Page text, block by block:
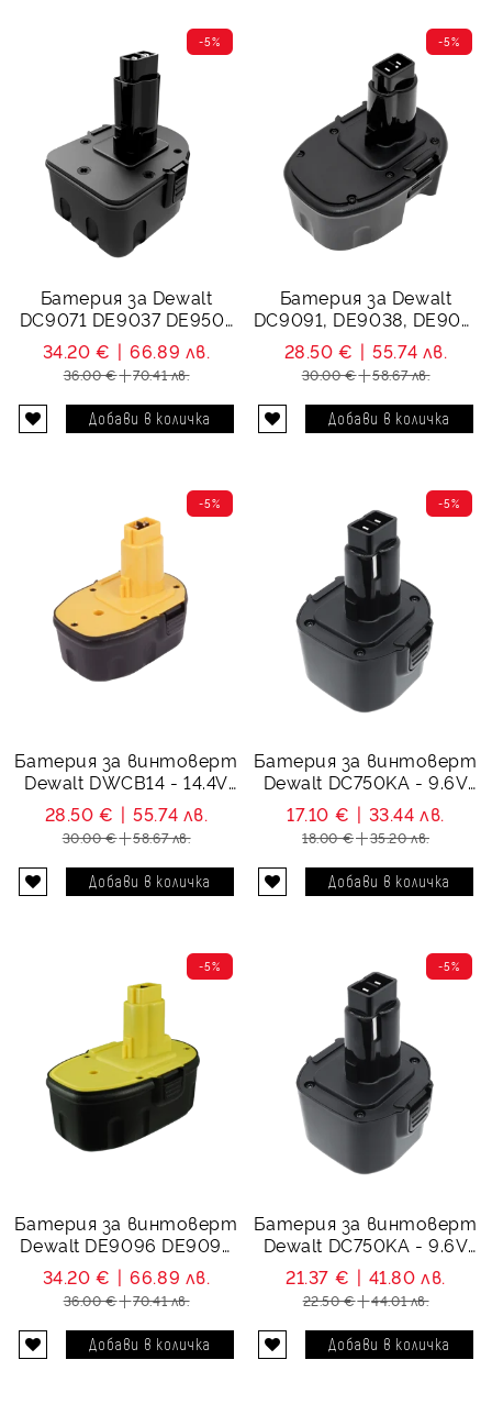
Батерия за Dewalt
DC9071 DE9037 DE9501
DE9071 - 12V 3000 mAh
-5%
34.20 € 66.89 лв.
36.00 € 70.41 лв.
Батерия за Dewalt
DC9091, DE9038, DE909,
DE9502 - 14.4V 1500 mAh
-5%
28.50 € 55.74 лв.
30.00 € 58.67 лв.
Батерия за винтоверт
Dewalt DWCB14 - 14.4V
1500 mAh
-5%
28.50 € 55.74 лв.
30.00 € 58.67 лв.
Батерия за винтоверт
Dewalt DC750KA - 9.6V
1500 mAh
-5%
17.10 € 33.44 лв.
18.00 € 35.20 лв.
Батерия за винтоверт
Dewalt DE9096 DE9095
DE9039 DC9096
DC9099 - 18V 1500 mAh
-5%
34.20 € 66.89 лв.
36.00 € 70.41 лв.
Батерия за винтоверт
Dewalt DC750KA - 9.6V
3000 mAh
-5%
21.37 € 41.80 лв.
22.50 € 44.01 лв.